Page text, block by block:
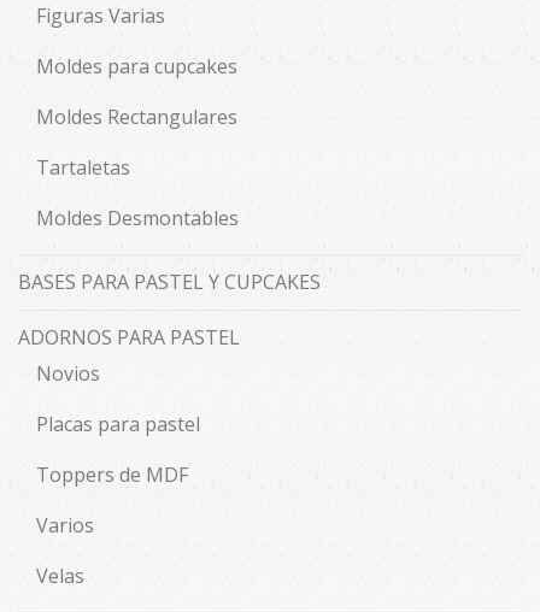
Figuras Varias
Moldes para cupcakes
Moldes Rectangulares
Tartaletas
Moldes Desmontables
BASES PARA PASTEL Y CUPCAKES
ADORNOS PARA PASTEL
Novios
Placas para pastel
Toppers de MDF
Varios
Velas